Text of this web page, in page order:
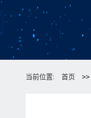
当前位置: 首页 >>